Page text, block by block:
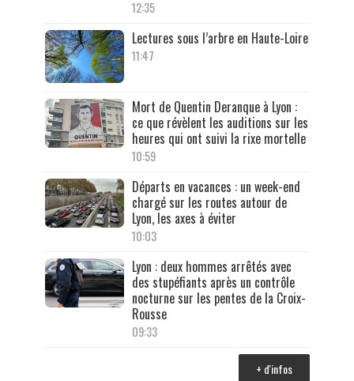
12:35
Lectures sous l’arbre en Haute-Loire
11:47
Mort de Quentin Deranque à Lyon :
ce que révèlent les auditions sur les
heures qui ont suivi la rixe mortelle
10:59
Départs en vacances : un week-end
chargé sur les routes autour de
Lyon, les axes à éviter
10:03
Lyon : deux hommes arrêtés avec
des stupéfiants après un contrôle
nocturne sur les pentes de la Croix-
Rousse
09:33
+ d'infos